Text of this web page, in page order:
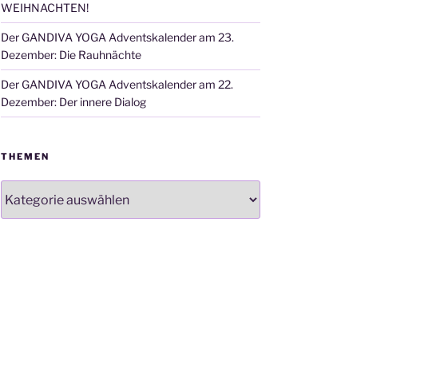
WEIHNACHTEN!
Der GANDIVA YOGA Adventskalender am 23.
Dezember: Die Rauhnächte
Der GANDIVA YOGA Adventskalender am 22.
Dezember: Der innere Dialog
THEMEN